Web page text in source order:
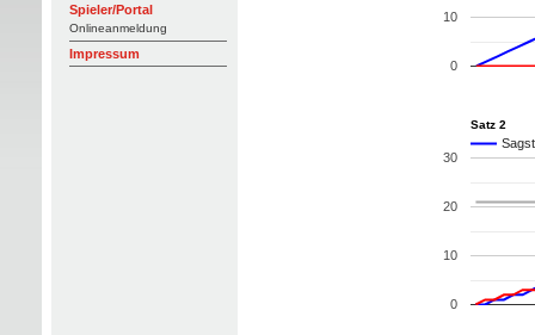
Spieler/Portal
Onlineanmeldung
Impressum
0
10
Satz 2
0
10
20
30